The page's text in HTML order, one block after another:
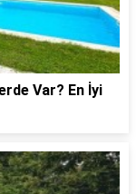
Var? En İyi